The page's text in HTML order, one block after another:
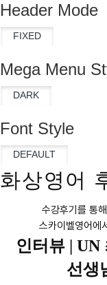
Header Mode
Mega Menu
Font Style
화상영어
수강후기를 통
스카이벨영어에
인터뷰 | UN
선생